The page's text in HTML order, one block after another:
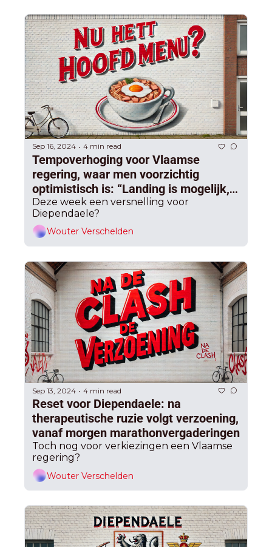
Sep 16, 2024 • 4 min read
Tempoverhoging voor Vlaamse
regering, waar men voorzichtig
optimistisch is: “Landing is mogelijk,”
maar nu de “hoofdschotel”
Deze week een versnelling voor
Diependaele?
Wouter Verschelden
Sep 13, 2024 • 4 min read
Reset voor Diependaele: na
therapeutische ruzie volgt verzoening,
vanaf morgen marathonvergaderingen
Toch nog voor verkiezingen een Vlaamse
regering?
Wouter Verschelden